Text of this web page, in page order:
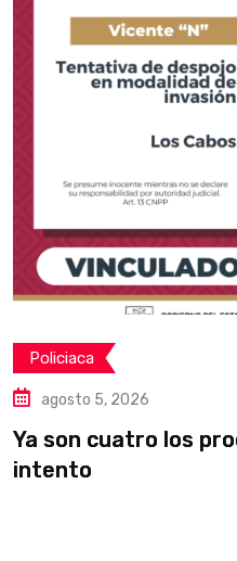
Policiaca
agosto 5, 2026
Ya son cuatro los
intento